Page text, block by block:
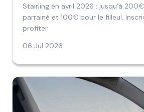
Stairling en avril 2026 : jusqu’à
parrainé et 100€ pour le filleul.
profiter.
06 Jul 2026